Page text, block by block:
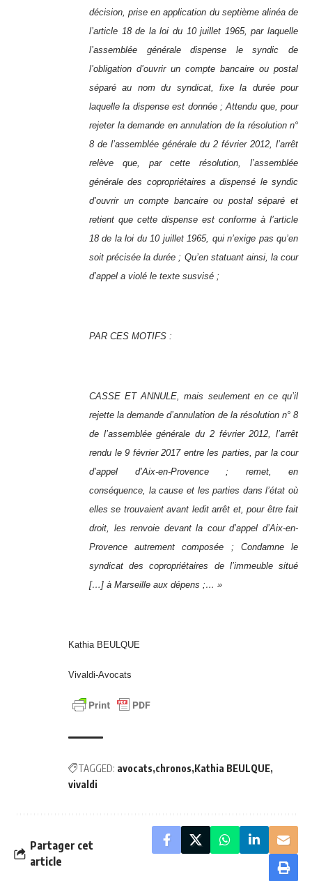
décision, prise en application du septième alinéa de
l’article 18 de la loi du 10 juillet 1965, par laquelle
l’assemblée générale dispense le syndic de
l’obligation d’ouvrir un compte bancaire ou postal
séparé au nom du syndicat, fixe la durée pour
laquelle la dispense est donnée ; Attendu que, pour
rejeter la demande en annulation de la résolution n°
8 de l’assemblée générale du 2 février 2012, l’arrêt
relève que, par cette résolution, l’assemblée
générale des copropriétaires a dispensé le syndic
d’ouvrir un compte bancaire ou postal séparé et
retient que cette dispense est conforme à l’article
18 de la loi du 10 juillet 1965, qui n’exige pas qu’en
soit précisée la durée ; Qu’en statuant ainsi, la cour
d’appel a violé le texte susvisé ;
PAR CES MOTIFS :
CASSE ET ANNULE, mais seulement en ce qu’il
rejette la demande d’annulation de la résolution n° 8
de l’assemblée générale du 2 février 2012, l’arrêt
rendu le 9 février 2017 entre les parties, par la cour
d’appel d’Aix-en-Provence ; remet, en
conséquence, la cause et les parties dans l’état où
elles se trouvaient avant ledit arrêt et, pour être fait
droit, les renvoie devant la cour d’appel d’Aix-en-
Provence autrement composée ; Condamne le
syndicat des copropriétaires de l’immeuble situé
[…] à Marseille aux dépens ;… »
Kathia BEULQUE
Vivaldi-Avocats
TAGGED: avocats chronos Kathia BEULQUE
vivaldi
Partager cet
article